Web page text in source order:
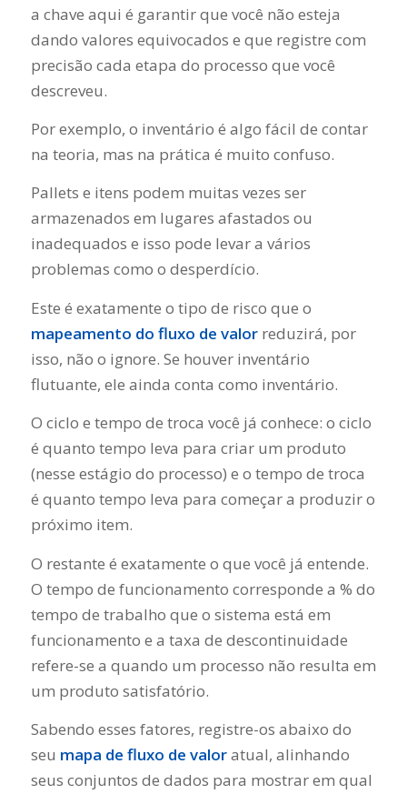
a chave aqui é garantir que você não esteja
dando valores equivocados e que registre com
precisão cada etapa do processo que você
descreveu.
Por exemplo, o inventário é algo fácil de contar
na teoria, mas na prática é muito confuso.
Pallets e itens podem muitas vezes ser
armazenados em lugares afastados ou
inadequados e isso pode levar a vários
problemas como o desperdício.
Este é exatamente o tipo de risco que o
mapeamento do fluxo de valor reduzirá, por
isso, não o ignore. Se houver inventário
flutuante, ele ainda conta como inventário.
O ciclo e tempo de troca você já conhece: o ciclo
é quanto tempo leva para criar um produto
(nesse estágio do processo) e o tempo de troca
é quanto tempo leva para começar a produzir o
próximo item.
O restante é exatamente o que você já entende.
O tempo de funcionamento corresponde a % do
tempo de trabalho que o sistema está em
funcionamento e a taxa de descontinuidade
refere-se a quando um processo não resulta em
um produto satisfatório.
Sabendo esses fatores, registre-os abaixo do
seu mapa de fluxo de valoratual, alinhando
seus conjuntos de dados para mostrar em qual